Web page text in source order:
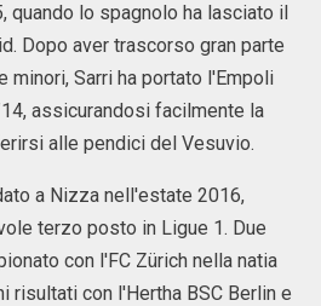
quando lo spagnolo ha lasciato il
Dopo aver trascorso gran parte
minori, Sarri ha portato l'Empoli
assicurandosi facilmente la
alle pendici del Vesuvio.
a Nizza nell'estate 2016,
terzo posto in Ligue 1. Due
con l'FC Zürich nella natia
risultati con l'Hertha BSC Berlin e